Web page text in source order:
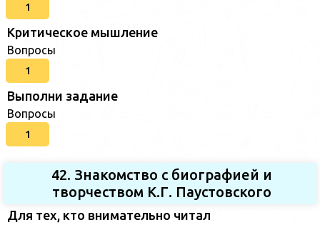
1
Критическое мышление
Вопросы
1
Выполни задание
Вопросы
1
42. Знакомство с биографией и
творчеством К.Г. Паустовского
Для тех, кто внимательно читал